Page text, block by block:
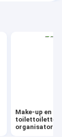
Make-up en
toilettoiletten
organisator